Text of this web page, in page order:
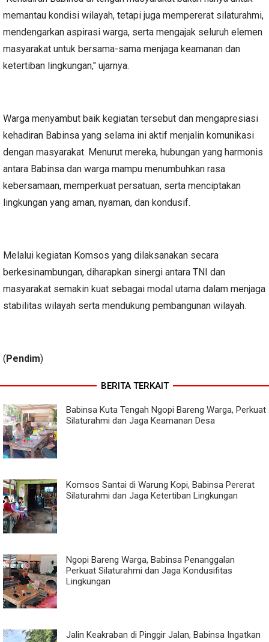
memantau kondisi wilayah, tetapi juga mempererat silaturahmi,
mendengarkan aspirasi warga, serta mengajak seluruh elemen
masyarakat untuk bersama-sama menjaga keamanan dan
ketertiban lingkungan," ujarnya.
Warga menyambut baik kegiatan tersebut dan mengapresiasi
kehadiran Babinsa yang selama ini aktif menjalin komunikasi
dengan masyarakat. Menurut mereka, hubungan yang harmonis
antara Babinsa dan warga mampu menumbuhkan rasa
kebersamaan, memperkuat persatuan, serta menciptakan
lingkungan yang aman, nyaman, dan kondusif.
Melalui kegiatan Komsos yang dilaksanakan secara
berkesinambungan, diharapkan sinergi antara TNI dan
masyarakat semakin kuat sebagai modal utama dalam menjaga
stabilitas wilayah serta mendukung pembangunan wilayah.
(Pendim)
BERITA TERKAIT
Babinsa Kuta Tengah Ngopi Bareng Warga, Perkuat
Silaturahmi dan Jaga Keamanan Desa
Komsos Santai di Warung Kopi, Babinsa Pererat
Silaturahmi dan Jaga Ketertiban Lingkungan
Ngopi Bareng Warga, Babinsa Penanggalan
Perkuat Silaturahmi dan Jaga Kondusifitas
Lingkungan
Jalin Keakraban di Pinggir Jalan, Babinsa Ingatkan